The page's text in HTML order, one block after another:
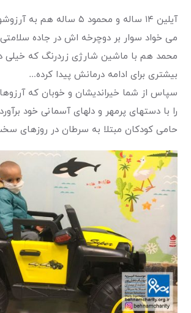
آیلین ۱۴ ساله و محمود ۵ ساله
می خواد سوار بر دوچرخه اش در جاده سلامتی
محمد هم با ماشین شارژی زردرنگ که خیلی
بیشتری برای ادامه درمانش پیدا کرده…
سپاس از شما خیراندیشان و خوبان که
را با دستهای پرمهر و دلهای آسمانی خود
حامی کودکان مبتلا به سرطان در روزهای